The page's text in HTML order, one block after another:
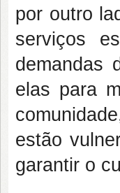
por outro
serviços
demandas
elas para
estão
garantir o